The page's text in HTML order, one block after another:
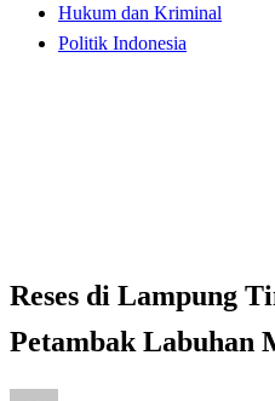
Hukum dan Kriminal
Politik Indonesia
Reses di Lampung
Petambak Labuhan